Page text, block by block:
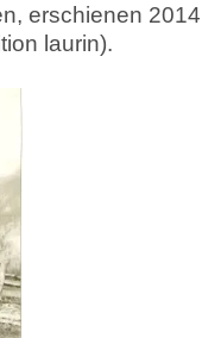
erschienen
laurin).